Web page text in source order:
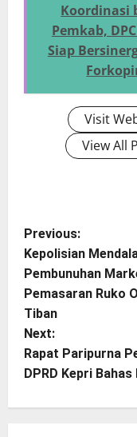
Koordinasi
Pemkab,
Siap
Visit
View All
P
o
s
t
n
a
Previous:
Kepolisian
Pembunuhan
Pemasaran Ruko
Tiban
Next:
Rapat Paripurna
DPRD Kepri